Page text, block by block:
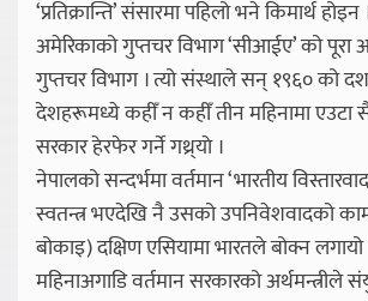
‘प्रतिक्रान्ति’ संसारमा पहिलो भने किमार्थ
अमेरिकाको गुप्तचर विभाग ‘सीआईए’ को पूरा
गुप्तचर विभाग । त्यो संस्थाले सन् १९६० को
देशहरूमध्ये कहीँ न कहीँ तीन महिनामा एउटा
सरकार हेरफेर गर्ने गथ्र्याे ।
नेपालको सन्दर्भमा वर्तमान ‘भारतीय
स्वतन्त्र भएदेखि नै उसको उपनिवेशवादको
बोकाइ) दक्षिण एसियामा भारतले बोक्न
महिनाअगाडि वर्तमान सरकारको अर्थमन्त्रीले